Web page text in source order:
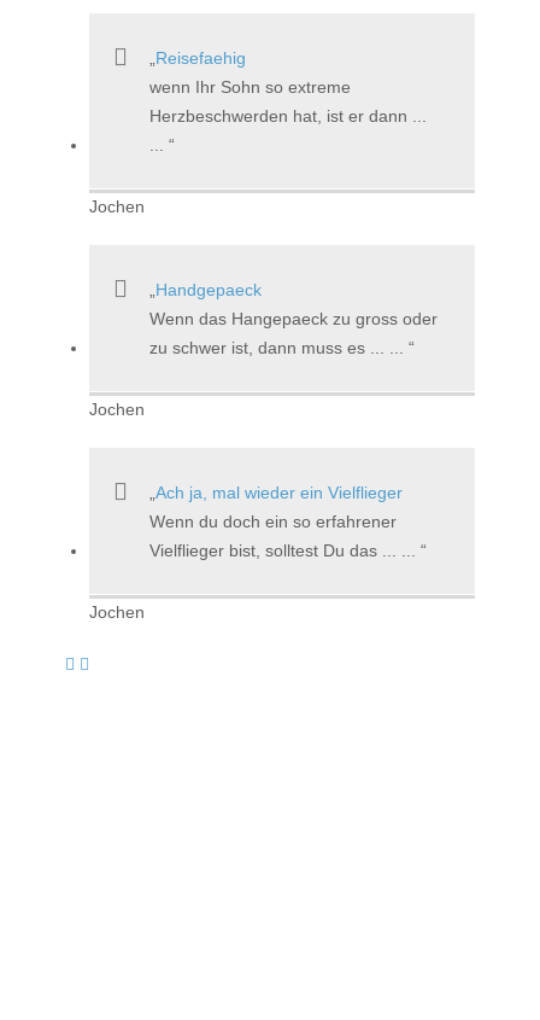
Reisefaehig
wenn Ihr Sohn so extreme
Herzbeschwerden hat, ist er dann ...
Jochen
Handgepaeck
Wenn das Hangepaeck zu gross oder
zu schwer ist, dann muss es ... ...
Jochen
Ach ja, mal wieder ein Vielflieger
Wenn du doch ein so erfahrener
Vielflieger bist, solltest Du das ... ...
Jochen